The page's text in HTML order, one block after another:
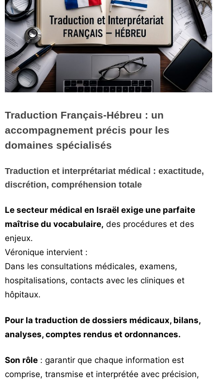
Vos
chroniques
Les
bonnes
adresses
Traduction Français-Hébreu : un
accompagnement précis pour les
domaines spécialisés
Traduction et interprétariat médical : exactitude,
discrétion, compréhension totale
Le secteur médical en Israël exige une parfaite
maîtrise du vocabulaire, des procédures et des
enjeux.
Véronique intervient :
Dans les consultations médicales, examens,
hospitalisations, contacts avec les cliniques et
hôpitaux.
Pour la traduction de dossiers médicaux, bilans,
analyses, comptes rendus et ordonnances.
Son rôle : garantir que chaque information est
comprise, transmise et interprétée avec précision,